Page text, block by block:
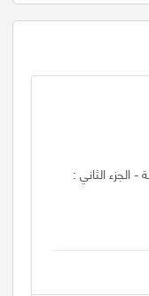
الجزء الثاني :